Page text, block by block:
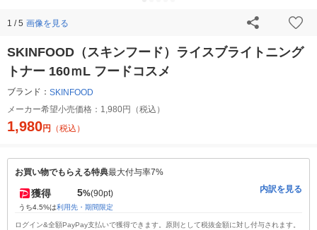
1 / 5 画像を見る
SKINFOOD（スキンフード）ライスブライトニング
トナー 160ｍL フードコスメ
ブランド： SKINFOOD
メーカー希望小売価格： 1,980円（税込）
1,980円 （税込）
お買い物でもらえる特典最大付与率7%
獲得 5%(90pt)
うち4.5%は利用先・期間限定
内訳を見る
ログイン&全額PayPay支払いで獲得できます。原則として税抜金額に対し付与されます。